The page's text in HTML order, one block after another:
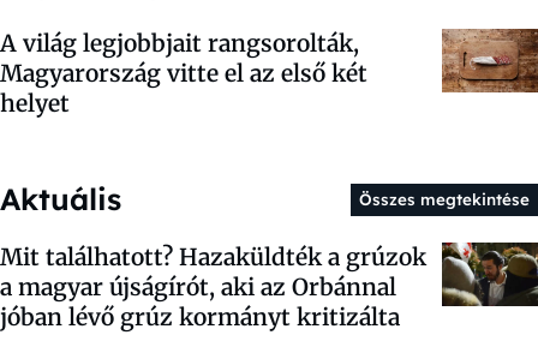
A világ legjobbjait rangsorolták,
Magyarország vitte el az első két
helyet
Aktuális Összes megtekintése
Mit találhatott? Hazaküldték a grúzok
a magyar újságírót, aki az Orbánnal
jóban lévő grúz kormányt kritizálta